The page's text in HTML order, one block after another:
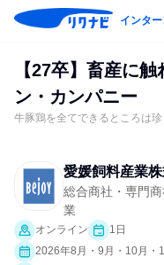
インタ
【27卒】畜産に
ン・カンパニー
牛豚鶏を全てできるところは
愛媛飼料産業
総合商社・専門
業
オンライン
1日
2026年8月・9月・10月・